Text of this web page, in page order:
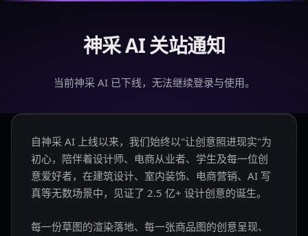
神采 AI 关站通知
当前神采 AI 已下线，无法继续登录与使用。
自神采 AI 上线以来，我们始终以"让创意照进现实"为
初心，陪伴着设计师、电商从业者、学生及每一位创
意爱好者，在建筑设计、室内装饰、电商营销、AI 写
真等无数场景中，见证了 2.5 亿+ 设计创意的诞生。
每一份草图的渲染落地、每一张商品图的创意呈现、